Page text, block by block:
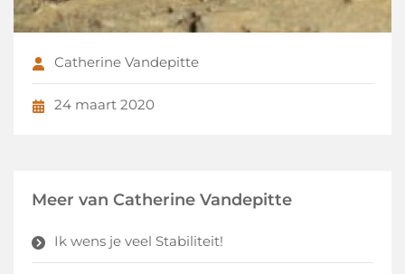
Catherine Vandepitte
24 maart 2020
Meer van Catherine Vandepitte
Ik wens je veel Stabiliteit!